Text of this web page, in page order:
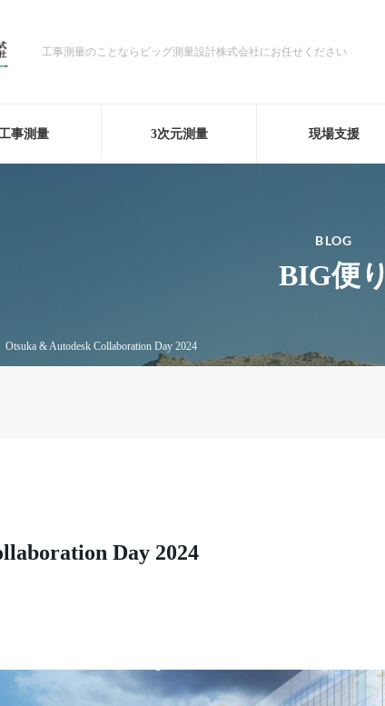
工事測量のことならビッグ測量設計株式会社にお任せください
事測量 3次元測量 現場支援
BLOG
BIG便り
Otsuka & Autodesk Collaboration Day 2024
Day 2024